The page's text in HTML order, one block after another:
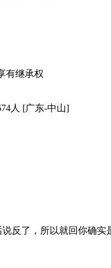
有继承权
人 [广东-中山]
反了，所以就回你确实